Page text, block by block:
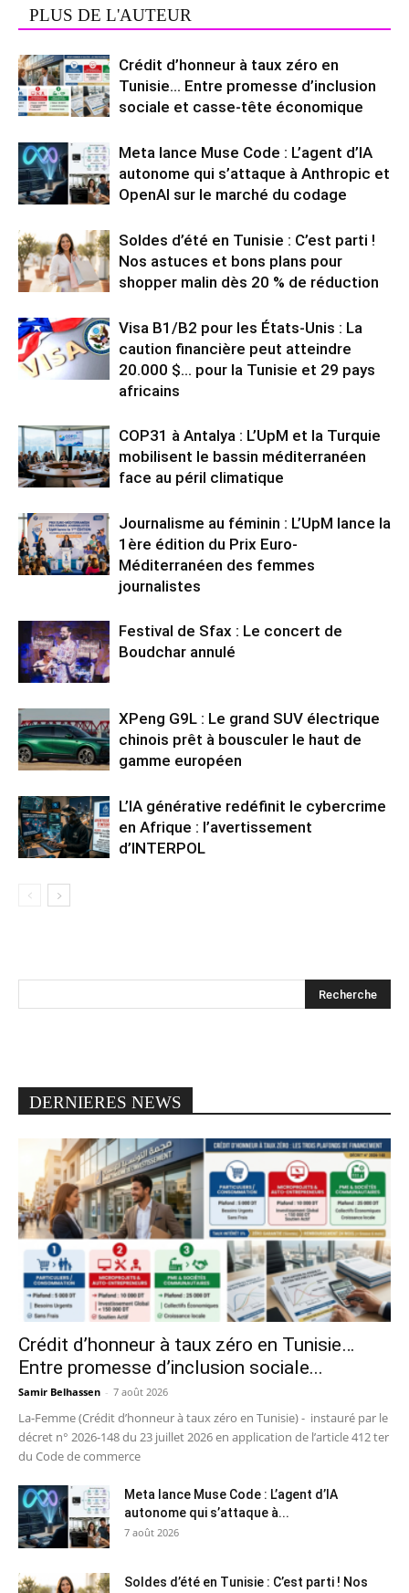
PLUS DE L'AUTEUR
Crédit d’honneur à taux zéro en
Tunisie… Entre promesse d’inclusion
sociale et casse-tête économique
Meta lance Muse Code : L’agent d’IA
autonome qui s’attaque à Anthropic et
OpenAI sur le marché du codage
Soldes d’été en Tunisie : C’est parti !
Nos astuces et bons plans pour
shopper malin dès 20 % de réduction
Visa B1/B2 pour les États-Unis : La
caution financière peut atteindre
20.000 $… pour la Tunisie et 29 pays
africains
COP31 à Antalya : L’UpM et la Turquie
mobilisent le bassin méditerranéen
face au péril climatique
Journalisme au féminin : L’UpM lance la
1ère édition du Prix Euro-
Méditerranéen des femmes
journalistes
Festival de Sfax : Le concert de
Boudchar annulé
XPeng G9L : Le grand SUV électrique
chinois prêt à bousculer le haut de
gamme européen
L’IA générative redéfinit le cybercrime
en Afrique : l’avertissement
d’INTERPOL
DERNIERES NEWS
Crédit d’honneur à taux zéro en Tunisie…
Entre promesse d’inclusion sociale...
Samir Belhassen - 7 août 2026
La-Femme (Crédit d’honneur à taux zéro en Tunisie) - instauré par le
décret n° 2026-148 du 23 juillet 2026 en application de l’article 412 ter
du Code de commerce
Meta lance Muse Code : L’agent d’IA
autonome qui s’attaque à...
7 août 2026
Soldes d’été en Tunisie : C’est parti ! Nos